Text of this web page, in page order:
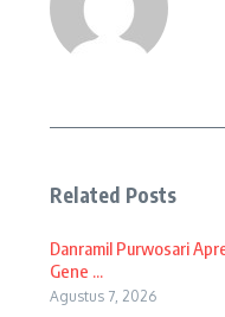
Related Posts
Danramil Purwosari
Gene ...
Agustus 7, 2026